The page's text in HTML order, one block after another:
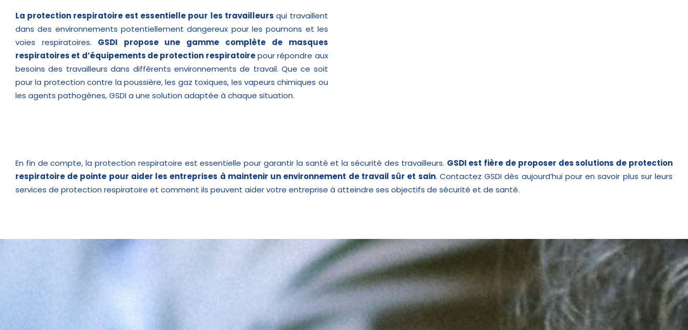
La protection respiratoire est essentielle pour les travailleurs qui travaillent
dans des environnements potentiellement dangereux pour les poumons et les
voies respiratoires. GSDI propose une gamme complète de masques
respiratoires et d’équipements de protection respiratoirepour répondre aux
besoins des travailleurs dans différents environnements de travail. Que ce soit
pour la protection contre la poussière, les gaz toxiques, les vapeurs chimiques ou
les agents pathogènes, GSDI a une solution adaptée à chaque situation.
En fin de compte, la protection respiratoire est essentielle pour garantir la santé et la sécurité des travailleurs. GSDI est fière de proposer des solutions de protection
respiratoire de pointe pour aider les entreprises à maintenir un environnement de travail sûr et sain. Contactez GSDI dès aujourd’hui pour en savoir plus sur leurs
services de protection respiratoire et comment ils peuvent aider votre entreprise à atteindre ses objectifs de sécurité et de santé.